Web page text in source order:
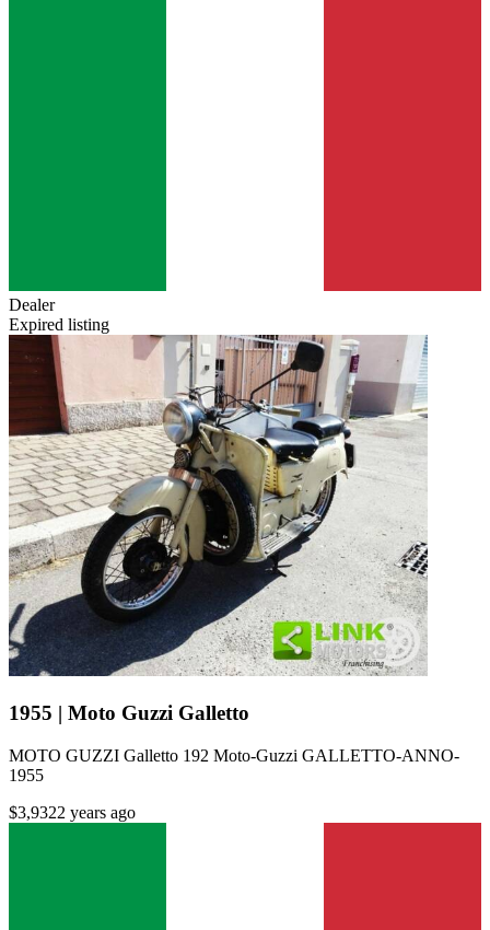
Dealer
Expired listing
1955 | Moto Guzzi Galletto
MOTO GUZZI Galletto 192 Moto-Guzzi GALLETTO-ANNO-
1955
$3,9322 years ago